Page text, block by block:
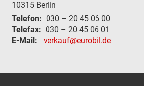
10315 Berlin
Telefon: 030 – 20 45 06 00
Telefax: 030 – 20 45 06 01
E-Mail:
verkauf@eurobil.de